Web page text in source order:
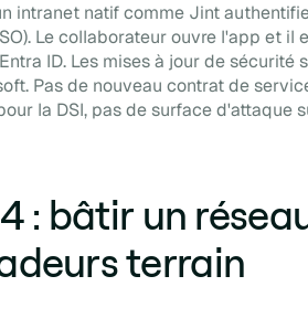
intranet natif comme Jint
Le collaborateur ouvre l'app et il
ID. Les mises à jour de sécurité
Pas de nouveau contrat de
la DSI, pas de surface d'attaque
: bâtir un
terrain